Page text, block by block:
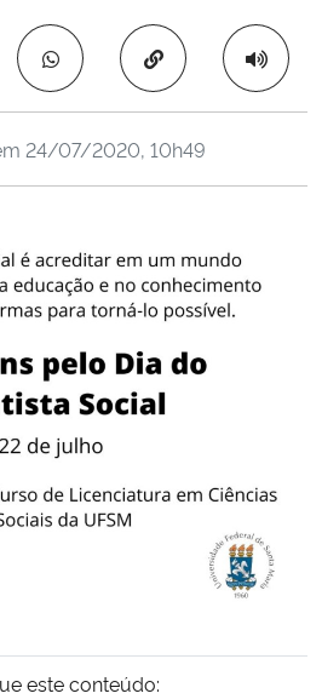
dos Direitos Humanos
Copiar para área
24/07/2020, 10h49
este conteúdo: